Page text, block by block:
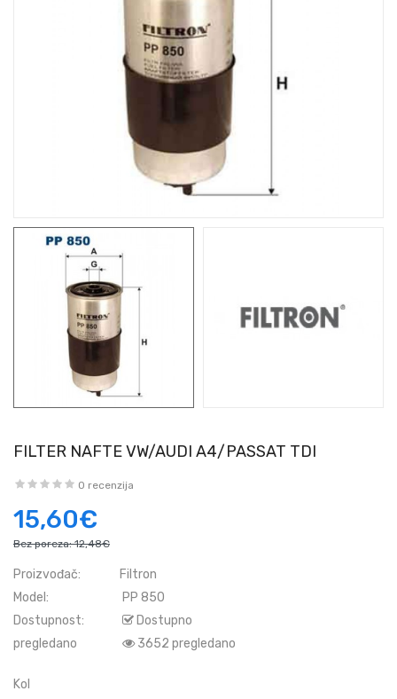
FILTER NAFTE VW/AUDI A4/PASSAT TDI
0 recenzija
15,60€
Bez poreza: 12,48€
Proizvođač:
Filtron
Model:
PP 850
Dostupnost:
Dostupno
pregledano
3652 pregledano
Kol